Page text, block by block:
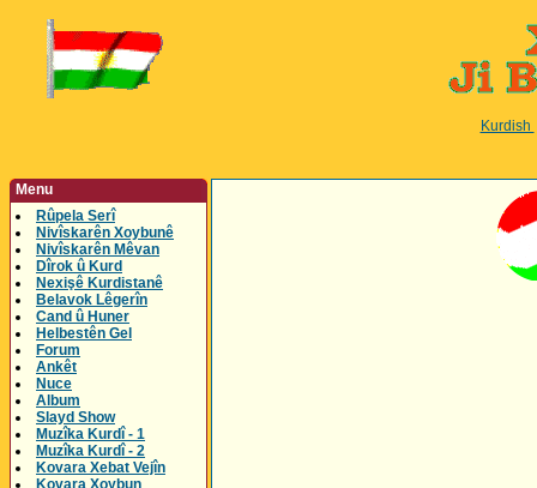
Kurdish
Menu
Rûpela Serî
Nivîskarên Xoybunê
Nivîskarên Mêvan
Dîrok û Kurd
Nexişê Kurdistanê
Belavok Lêgerîn
Cand û Huner
Helbestên Gel
Forum
Ankêt
Nuce
Album
Slayd Show
Muzîka Kurdî - 1
Muzîka Kurdî - 2
Kovara Xebat Vejîn
Kovara Xoybun